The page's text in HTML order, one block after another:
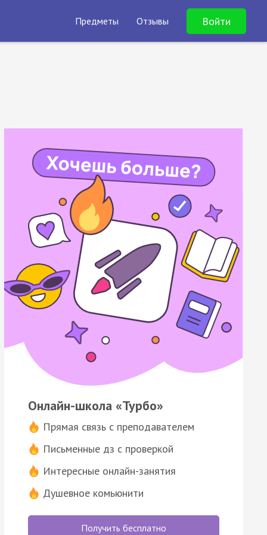
Предметы Отзывы Войти
Онлайн-школа «Турбо»
Прямая связь с преподавателем
Письменные дз с проверкой
Интересные онлайн-занятия
Душевное комьюнити
Получить бесплатно